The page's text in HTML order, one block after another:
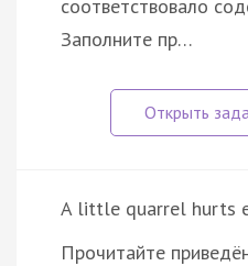
соответствовало
Заполните пр…
A little quarrel hurts
Прочитайте